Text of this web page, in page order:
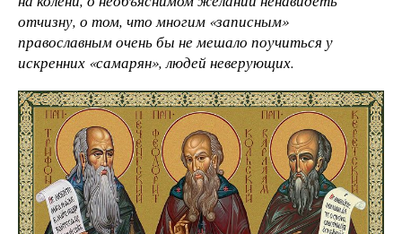
отчизну, о том, что многим «записным»
православным очень бы не мешало поучиться у
искренних «самарян», людей неверующих.